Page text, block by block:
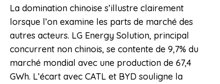
La domination chinoise s’illustre clairement
lorsque l’on examine les parts de marché des
autres acteurs. LG Energy Solution, principal
concurrent non chinois, se contente de 9,7% du
marché mondial avec une production de 67,4
GWh. L’écart avec CATL et BYD souligne la